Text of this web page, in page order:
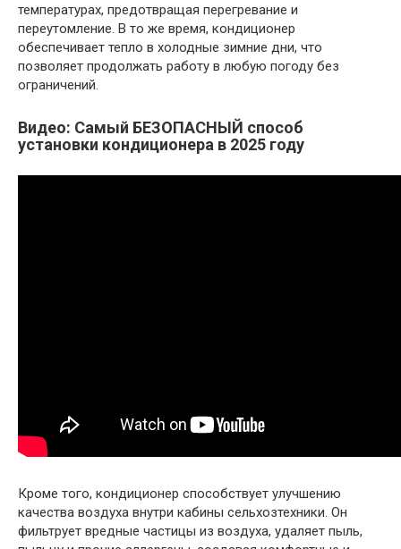
температурах, предотвращая перегревание и
переутомление. В то же время, кондиционер
обеспечивает тепло в холодные зимние дни, что
позволяет продолжать работу в любую погоду без
ограничений.
Видео: Самый БЕЗОПАСНЫЙ способ
установки кондиционера в 2025 году
Кроме того, кондиционер способствует улучшению
качества воздуха внутри кабины сельхозтехники. Он
фильтрует вредные частицы из воздуха, удаляет пыль,